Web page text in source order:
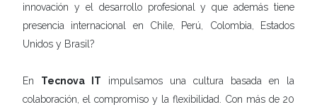
innovación y el desarrollo profesional y que además tiene
presencia internacional en Chile, Perú, Colombia, Estados
Unidos y Brasil?
En Tecnova IT impulsamos una cultura basada en la
colaboración, el compromiso y la flexibilidad. Con más de 20